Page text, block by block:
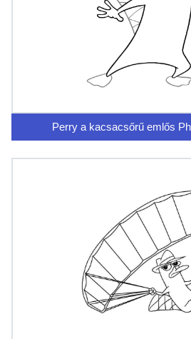
Perry a kacsacsőrű emlős